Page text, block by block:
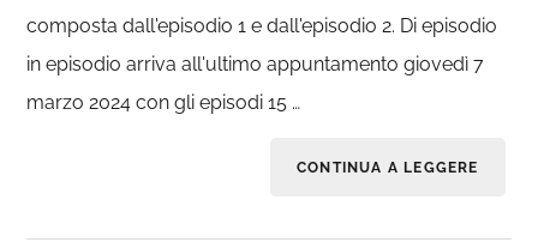
composta dall'episodio 1 e dall'episodio 2. Di episodio
in episodio arriva all'ultimo appuntamento giovedì 7
marzo 2024 con gli episodi 15 …
CONTINUA A LEGGERE